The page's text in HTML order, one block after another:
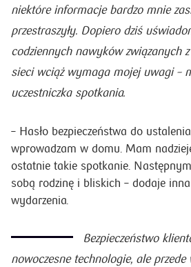
niektóre informacje bardzo mnie
przestraszyły. Dopiero dziś
codziennych nawyków związanych
sieci wciąż wymaga mojej uwagi –
uczestniczka spotkania.
– Hasło bezpieczeństwa do
wprowadzam w domu. Mam
ostatnie takie spotkanie.
sobą rodzinę i bliskich – dodaje
wydarzenia.
Bezpieczeństwo
nowoczesne technologie, ale